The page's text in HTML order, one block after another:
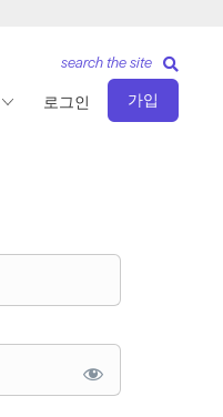
로그인 가입
search the site